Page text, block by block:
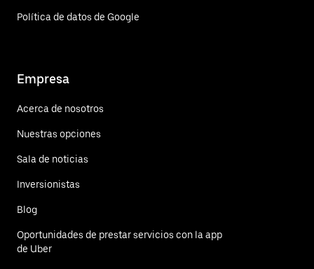
Política de datos de Google
Empresa
Acerca de nosotros
Nuestras opciones
Sala de noticias
Inversionistas
Blog
Oportunidades de prestar servicios con la app
de Uber